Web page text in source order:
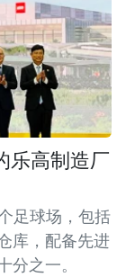
乐高制造厂
足球场，包括
库，配备先进
之一。